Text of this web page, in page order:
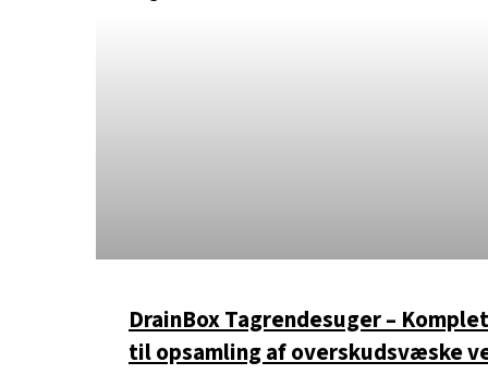
DrainBox Tagrendesuger –
til opsamling af overskudsvæske